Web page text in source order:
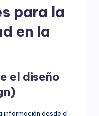
para la
en la
el diseño
información desde el